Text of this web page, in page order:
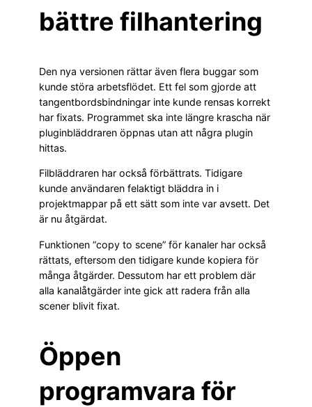
bättre filhantering
Den nya versionen rättar även flera buggar som
kunde störa arbetsflödet. Ett fel som gjorde att
tangentbordsbindningar inte kunde rensas korrekt
har fixats. Programmet ska inte längre krascha när
pluginbläddraren öppnas utan att några plugin
hittas.
Filbläddraren har också förbättrats. Tidigare
kunde användaren felaktigt bläddra in i
projektmappar på ett sätt som inte var avsett. Det
är nu åtgärdat.
Funktionen “copy to scene” för kanaler har också
rättats, eftersom den tidigare kunde kopiera för
många åtgärder. Dessutom har ett problem där
alla kanalåtgärder inte gick att radera från alla
scener blivit fixat.
Öppen
programvara för